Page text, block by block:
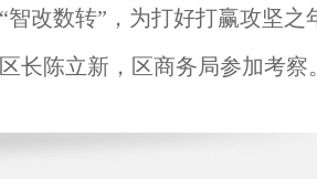
智改数转”，为打好打赢攻坚
长陈立新，区商务局参加考察